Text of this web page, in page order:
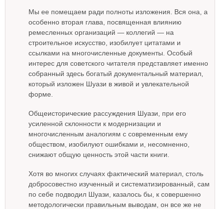
Мы ее помещаем ради полноты изложения. Вся она, а
особенно вторая глава, посвященная влиянию
ремесленных организаций — коллегий — на
строительное искусство, изобилует цитатами и
ссылками на многочисленные документы. Особый
интерес для советского читателя представляет именно
собранный здесь богатый документальный материал,
который изложен Шуази в живой и увлекательной
форме.
Общеисторические рассуждения Шуази, при его
усиленной склонности к модернизации и
многочисленным аналогиям с современным ему
обществом, изобилуют ошибками и, несомненно,
снижают общую ценность этой части книги.
Хотя во многих случаях фактический материал, столь
добросовестно изученный и систематизированный, сам
по себе подводил Шуази, казалось бы, к совершенно
методологически правильным выводам, он все же не